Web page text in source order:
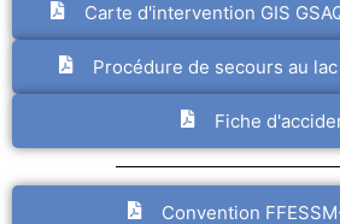
Carte d'intervention GIS
Procédure de secours au
Fiche
Convention